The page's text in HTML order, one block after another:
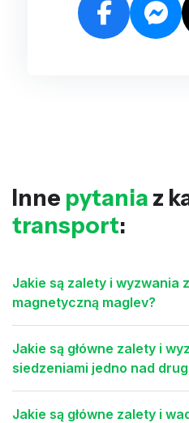
Inne pytania z
transport:
Jakie są zalety i wyzwania
magnetyczną maglev?
Jakie są główne zalety i
siedzeniami jedno nad
Jakie są główne zalety i